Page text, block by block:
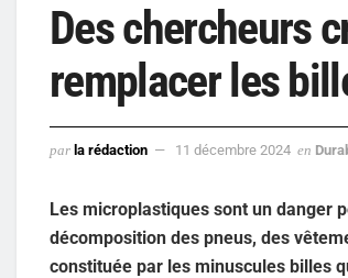
Des chercheurs
remplacer les
par la rédaction 11 décembre 2024 en
Les microplastiques sont un danger
décomposition des pneus, des
constituée par les minuscules billes